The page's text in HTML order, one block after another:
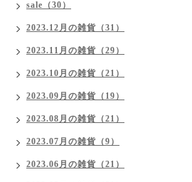
sale（30）
2023.12月の雑貨（31）
2023.11月の雑貨（29）
2023.10月の雑貨（21）
2023.09月の雑貨（19）
2023.08月の雑貨（21）
2023.07月の雑貨（9）
2023.06月の雑貨（21）